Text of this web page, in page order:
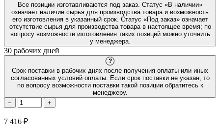
Все позиции изготавливаются под заказ. Статус «В наличии»
означает наличие сырья для производства товара и возможность
его изготовления в указанный срок. Статус «Под заказ» означает
отсутствие сырья для производства товара в настоящее время; по
вопросу возможности изготовления таких позиций можно уточнить
у менеджера.
30 рабочих дней
?
Срок поставки в рабочих днях после получения оплаты или иных
согласованных условий оплаты. Если срок поставки не указан, то
по вопросу возможности поставки такой позиции обратитесь к
менеджеру.
−
+
7 416 ₽